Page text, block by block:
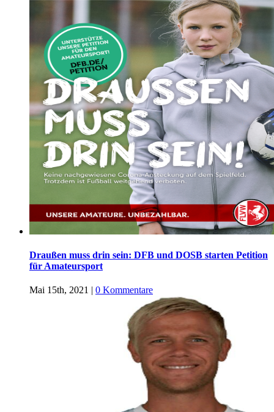
Draußen muss drin sein: DFB und DOSB starten Petition
für Amateursport
Mai 15th, 2021 | 0 Kommentare